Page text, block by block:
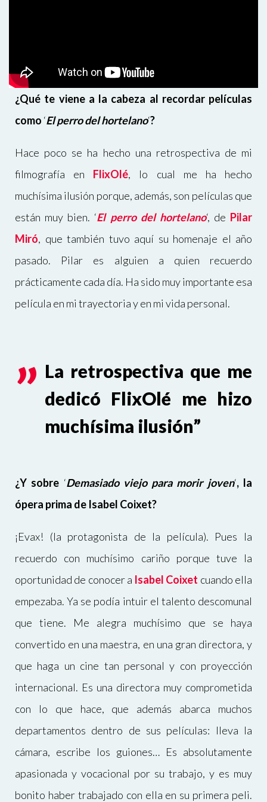
¿Qué te viene a la cabeza al recordar películas
como ‘El perro del hortelano‘?
Hace poco se ha hecho una retrospectiva de mi
filmografía en FlixOlé, lo cual me ha hecho
muchísima ilusión porque, además, son películas que
están muy bien. ‘El perro del hortelano‘, de Pilar
Miró, que también tuvo aquí su homenaje el año
pasado. Pilar es alguien a quien recuerdo
prácticamente cada día. Ha sido muy importante esa
película en mi trayectoria y en mi vida personal.
La retrospectiva que me
dedicó FlixOlé me hizo
muchísima ilusión”
¿Y sobre ‘Demasiado viejo para morir joven‘, la
ópera prima de Isabel Coixet?
¡Evax! (la protagonista de la película). Pues la
recuerdo con muchísimo cariño porque tuve la
oportunidad de conocer a Isabel Coixet cuando ella
empezaba. Ya se podía intuir el talento descomunal
que tiene. Me alegra muchísimo que se haya
convertido en una maestra, en una gran directora, y
que haga un cine tan personal y con proyección
internacional. Es una directora muy comprometida
con lo que hace, que además abarca muchos
departamentos dentro de sus películas: lleva la
cámara, escribe los guiones… Es absolutamente
apasionada y vocacional por su trabajo, y es muy
bonito haber trabajado con ella en su primera peli.